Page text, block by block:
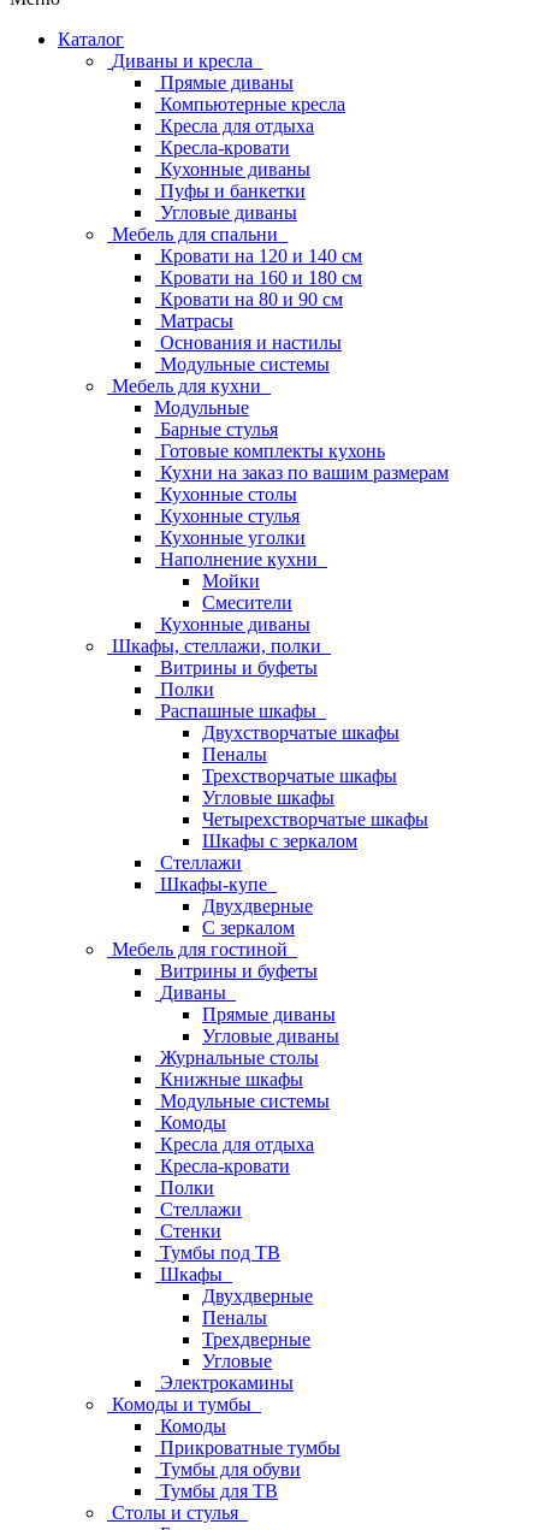
Каталог
Диваны и кресла
Прямые диваны
Компьютерные кресла
Кресла для отдыха
Кресла-кровати
Кухонные диваны
Пуфы и банкетки
Угловые диваны
Мебель для спальни
Кровати на 120 и 140 см
Кровати на 160 и 180 см
Кровати на 80 и 90 см
Матрасы
Основания и настилы
Модульные системы
Мебель для кухни
Модульные
Барные стулья
Готовые комплекты кухонь
Кухни на заказ по вашим размерам
Кухонные столы
Кухонные стулья
Кухонные уголки
Наполнение кухни
Мойки
Смесители
Кухонные диваны
Шкафы, стеллажи, полки
Витрины и буфеты
Полки
Распашные шкафы
Двухстворчатые шкафы
Пеналы
Трехстворчатые шкафы
Угловые шкафы
Четырехстворчатые шкафы
Шкафы с зеркалом
Стеллажи
Шкафы-купе
Двухдверные
С зеркалом
Мебель для гостиной
Витрины и буфеты
Диваны
Прямые диваны
Угловые диваны
Журнальные столы
Книжные шкафы
Модульные системы
Комоды
Кресла для отдыха
Кресла-кровати
Полки
Стеллажи
Стенки
Тумбы под ТВ
Шкафы
Двухдверные
Пеналы
Трехдверные
Угловые
Электрокамины
Комоды и тумбы
Комоды
Прикроватные тумбы
Тумбы для обуви
Тумбы для ТВ
Столы и стулья